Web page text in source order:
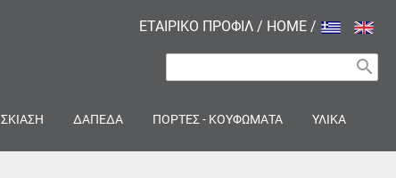
ΕΤΑΙΡΙΚΟ ΠΡΟΦΙΛ / HOME /
search
ΣΚΙΑΣΗ ΔΑΠΕΔΑ ΠΟΡΤΕΣ - ΚΟΥΦΩΜΑΤΑ ΥΛΙΚΑ